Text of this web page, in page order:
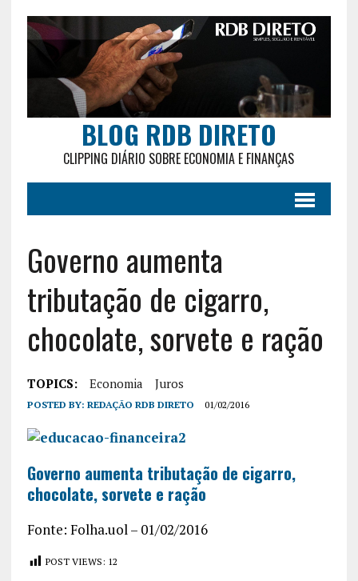
BLOG RDB DIRETO
CLIPPING DIÁRIO SOBRE ECONOMIA E FINANÇAS
Governo aumenta
tributação de cigarro,
chocolate, sorvete e ração
TOPICS: Economia Juros
POSTED BY: REDAÇÃO RDB DIRETO 01/02/2016
Governo aumenta tributação de cigarro,
chocolate, sorvete e ração
Fonte: Folha.uol – 01/02/2016
POST VIEWS: 12